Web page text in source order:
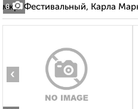
8
мкр. Фестивальный, Карла
‹